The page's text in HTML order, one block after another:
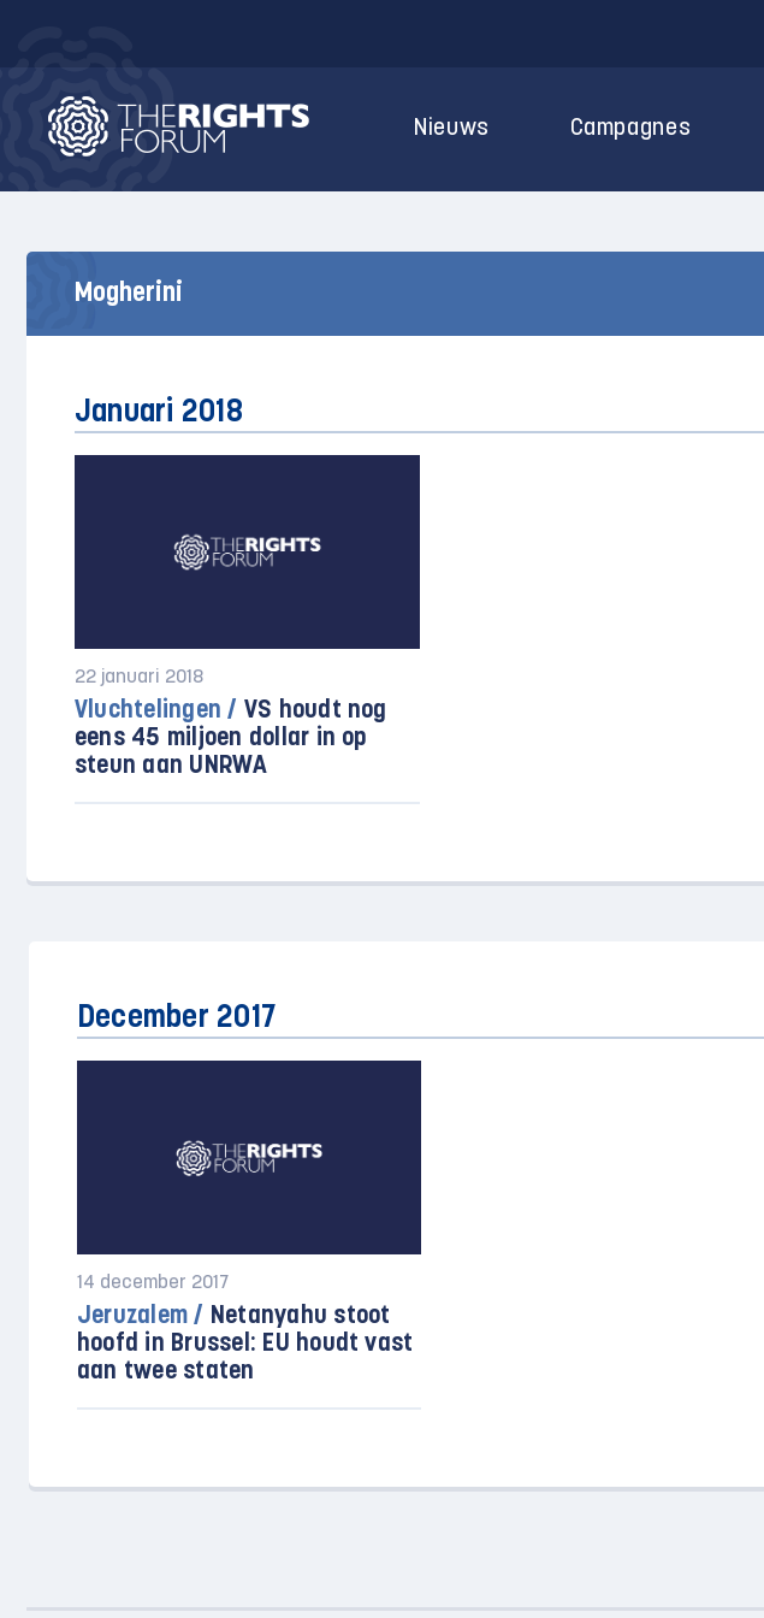
Nieuws Campagnes
Mogherini
Januari 2018
22 januari 2018
Vluchtelingen / VS houdt nog
eens 45 miljoen dollar in op
steun aan UNRWA
December 2017
14 december 2017
Jeruzalem / Netanyahu stoot
hoofd in Brussel: EU houdt vast
aan twee staten